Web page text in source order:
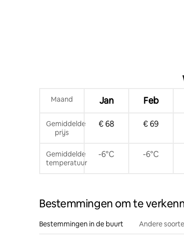
Maand Jan Feb
Gemiddelde
prijs
€ 68 € 69
Gemiddelde
temperatuur
-6°C -6°C
Bestemmingen om te
Bestemmingen in de buurt Andere